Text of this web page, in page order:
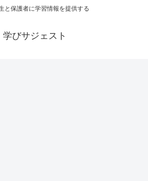
と保護者に学習情報を提供する
学びサジェスト